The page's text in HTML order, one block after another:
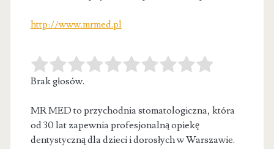
http://www.mrmed.pl
Brak głosów.
MR MED to przychodnia stomatologiczna, która
od 30 lat zapewnia profesjonalną opiekę
dentystyczną dla dzieci i dorosłych w Warszawie.